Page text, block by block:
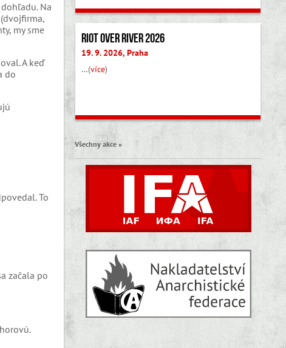
Na
my sme
A keď
do
To
začala po
Riot Over River 2026
19. 9. 2026, Praha
…(více)
Všechny akce »